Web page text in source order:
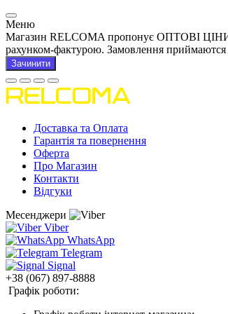
Меню
Магазин RELCOMA пропонує ОПТОВІ ЦІНИ на
рахунком-фактурою. Замовлення
Зачинити
Доставка та Оплата
Гарантія та повернення
Оферта
Про Магазин
Контакти
Відгуки
Месенджери
Viber
WhatsApp
Telegram
Signal
+38 (067) 897-8888
Графік роботи: